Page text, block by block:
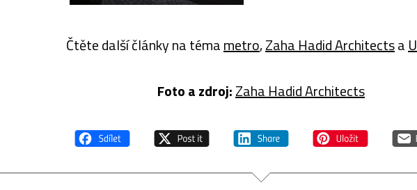
Čtěte další články na témametro,Zaha Hadid Architectsa
Foto a zdroj:Zaha Hadid Architects